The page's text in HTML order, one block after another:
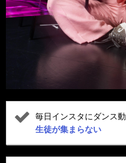
毎日インスタにダンス
生徒が集まらない